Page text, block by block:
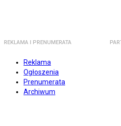
REKLAMA I PRENUMERATA
Reklama
Ogłoszenia
Prenumerata
Archiwum